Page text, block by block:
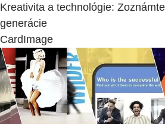
Kreativita a technológie:
generácie
CardImage